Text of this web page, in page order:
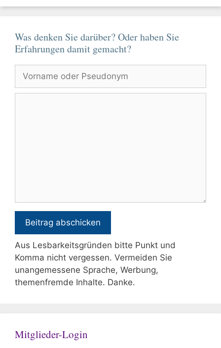
Was denken Sie darüber? Oder haben Sie
Erfahrungen damit gemacht?
Vorname
Pseudonym
Aus Lesbarkeitsgründen bitte Punkt und
Komma nicht vergessen. Vermeiden Sie
unangemessene Sprache, Werbung,
themenfremde Inhalte. Danke.
Mitglieder-Login